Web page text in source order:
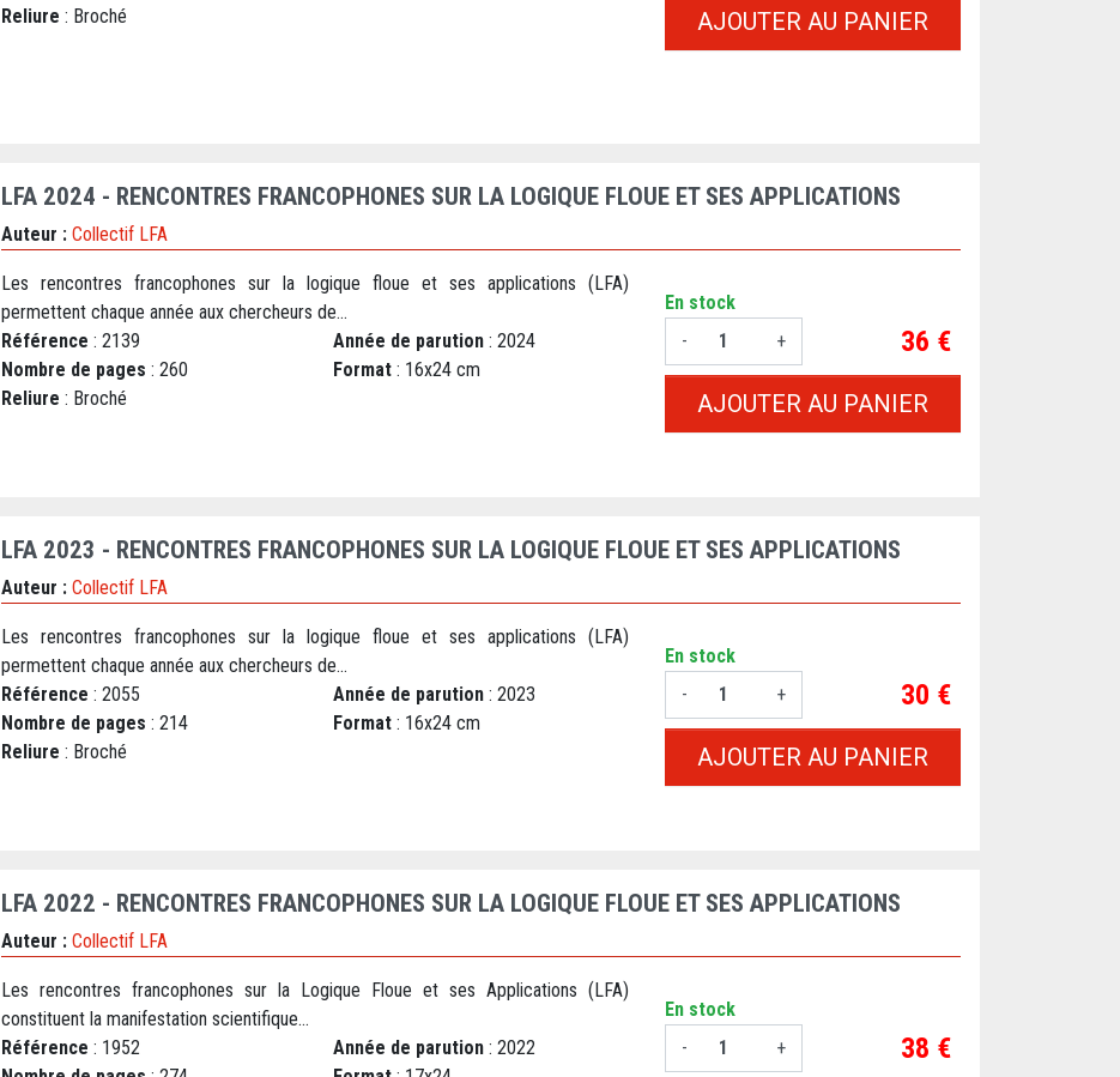
Reliure : Broché AJOUTER AU PANIER
LFA 2024 - RENCONTRES FRANCOPHONES SUR LA LOGIQUE FLOUE ET SES APPLICATIONS
Auteur : Collectif LFA
Les rencontres francophones sur la logique floue et ses applications (LFA)
permettent chaque année aux chercheurs de...
Référence : 2139 Année de parution : 2024
Nombre de pages : 260 Format : 16x24 cm
Reliure : Broché
En stock
-
+ Prix
36 €
AJOUTER AU PANIER
LFA 2023 - RENCONTRES FRANCOPHONES SUR LA LOGIQUE FLOUE ET SES APPLICATIONS
Auteur : Collectif LFA
Les rencontres francophones sur la logique floue et ses applications (LFA)
permettent chaque année aux chercheurs de...
Référence : 2055 Année de parution : 2023
Nombre de pages : 214 Format : 16x24 cm
Reliure : Broché
En stock
-
+ Prix
30 €
AJOUTER AU PANIER
LFA 2022 - RENCONTRES FRANCOPHONES SUR LA LOGIQUE FLOUE ET SES APPLICATIONS
Auteur : Collectif LFA
Les rencontres francophones sur la Logique Floue et ses Applications (LFA)
constituent la manifestation scientifique...
Référence : 1952 Année de parution : 2022
En stock
-
+ Prix
38 €